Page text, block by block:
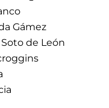
Gámez
de León